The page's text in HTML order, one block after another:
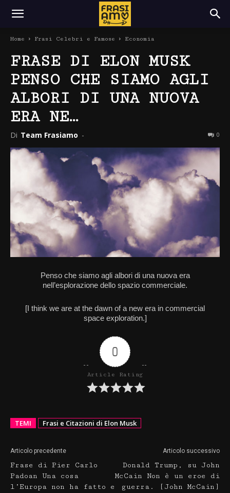
Home Frasi Celebri e Famose Economia
FRASE DI ELON MUSK
PENSO CHE SIAMO AGLI
ALBORI DI UNA NUOVA
ERA NE…
Di Team Frasiamo - 0
Penso che siamo agli albori di una nuova era
nell’esplorazione dello spazio commerciale.
[I think we are at the dawn of a new era in commercial
space exploration.]
0
Article Rating
TEMI Frasi e Citazioni di Elon Musk
Articolo precedente
Frase di Pier Carlo
Padoan Una cosa
l’Europa non ha fatto e
Articolo successivo
Donald Trump, su John
McCain Non è un eroe di
guerra. [John McCain]